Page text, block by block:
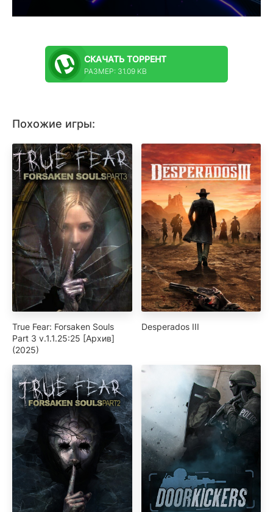
СКАЧАТЬ ТОРРЕНТ
РАЗМЕР: 31.09 KB
Похожие игры:
True Fear: Forsaken Souls
Part 3 v.1.1.25:25 [Архив]
(2025)
Desperados III